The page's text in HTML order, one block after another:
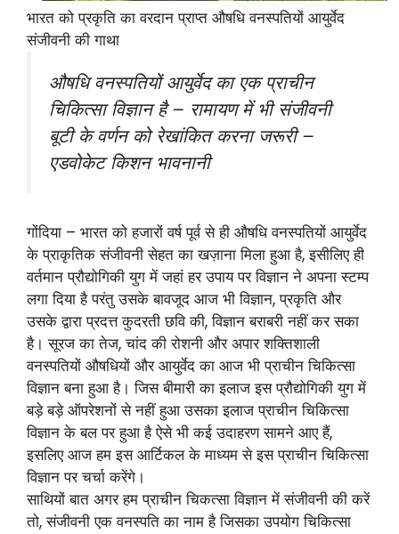
भारत को प्रकृति का वरदान प्राप्त औषधि वनस्पतियों आयुर्वेद
संजीवनी की गाथा
औषधि वनस्पतियों आयुर्वेद का एक प्राचीन
चिकित्सा विज्ञान है – रामायण में भी संजीवनी
बूटी के वर्णन को रेखांकित करना जरूरी –
एडवोकेट किशन भावनानी
गोंदिया – भारत को हजारों वर्ष पूर्व से ही औषधि वनस्पतियों आयुर्वेद
के प्राकृतिक संजीवनी सेहत का खज़ाना मिला हुआ है, इसीलिए ही
वर्तमान प्रौद्योगिकी युग में जहां हर उपाय पर विज्ञान ने अपना स्टम्प
लगा दिया है परंतु उसके बावजूद आज भी विज्ञान, प्रकृति और
उसके द्वारा प्रदत्त कुदरती छवि की, विज्ञान बराबरी नहीं कर सका
है। सूरज का तेज, चांद की रोशनी और अपार शक्तिशाली
वनस्पतियों औषधियों और आयुर्वेद का आज भी प्राचीन चिकित्सा
विज्ञान बना हुआ है। जिस बीमारी का इलाज इस प्रौद्योगिकी युग में
बड़े बड़े ऑपरेशनों से नहीं हुआ उसका इलाज प्राचीन चिकित्सा
विज्ञान के बल पर हुआ है ऐसे भी कई उदाहरण सामने आए हैं,
इसलिए आज हम इस आर्टिकल के माध्यम से इस प्राचीन चिकित्सा
विज्ञान पर चर्चा करेंगे।
साथियों बात अगर हम प्राचीन चिकत्सा विज्ञान में संजीवनी की करें
तो, संजीवनी एक वनस्पति का नाम है जिसका उपयोग चिकित्सा